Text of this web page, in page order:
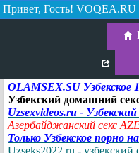
Привет, Гость! VOQEA.RU
OLAMSEX.SU Узбекское
Узбекский домашний
Uzsexvideos.ru - Узбекский
Азербайджанский секс
Только Узбекское порно